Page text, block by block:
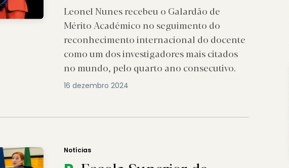
Leonel Nunes recebeu o Galardão de
Mérito Académico no seguimento do
reconhecimento internacional do docente
como um dos investigadores mais citados
no mundo, pelo quarto ano consecutivo.
16 dezembro 2024
Notícias